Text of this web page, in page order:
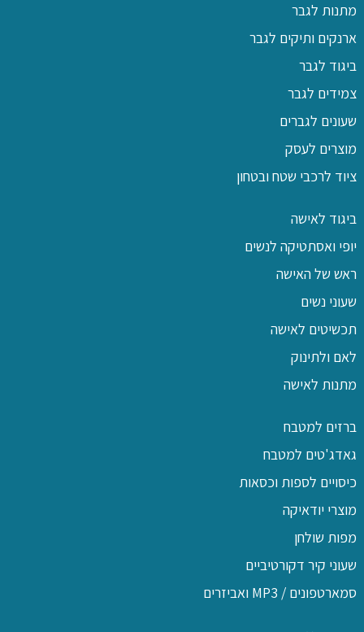
מתנות לגבר
ארנקים ותיקים לגבר
ביגוד לגבר
צמידים לגבר
שעונים לגברים
מוצרים לעסק
ציוד לרכבי שטח ובטחון
ביגוד לאישה
יופי ואסתטיקה לנשים
ראש של האישה
שעוני נשים
תכשיטים לאישה
לאם ולתינוק
מתנות לאישה
ברזים למטבח
גאדג'טים למטבח
כיסויים לספות וכסאות
מוצרי יודאיקה
מפות שולחן
שעוני קיר דקורטיביים
סמארטפונים / MP3 ואביזרים